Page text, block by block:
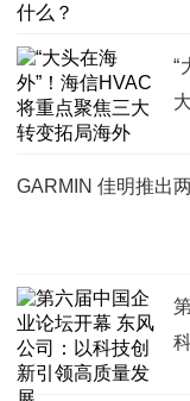
“
GARMIN 佳明推出